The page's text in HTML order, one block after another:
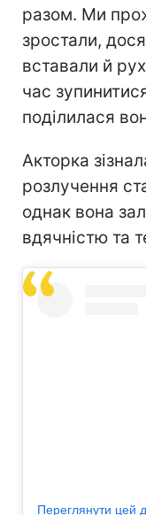
разом. Ми
зростали,
вставали й
час
поділилася
Акторка
розлучення
однак вона
вдячністю та
Переглянути цей